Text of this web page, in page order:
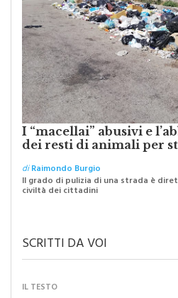
I “macellai” abusivi e
dei resti di animali per
diRaimondo Burgio
SCRITTI DA VOI